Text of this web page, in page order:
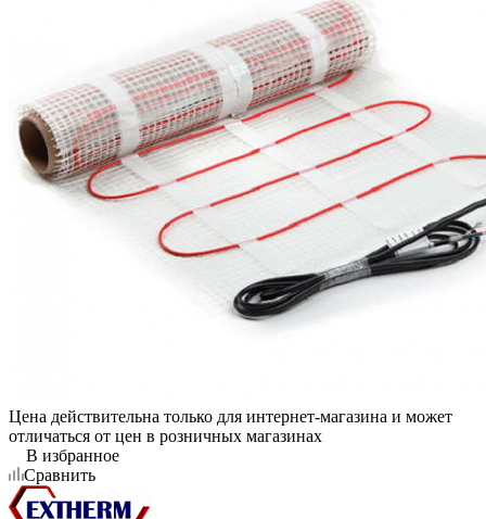
Цена действительна только для интернет-магазина и может
отличаться от цен в розничных магазинах
В избранное
Сравнить